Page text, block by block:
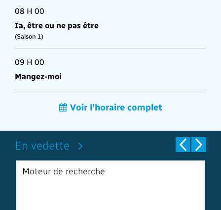
08 H 00
Ia, être ou ne pas être
(Saison 1)
09 H 00
Mangez-moi
Voir l'horaire complet
En vedette
Moteur de recherche